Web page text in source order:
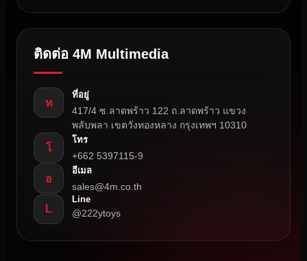
ติดต่อ 4M Multimedia
ท
ที่อยู่
417/4 ซ.ลาดพร้าว 122 ถ.ลาดพร้าว แขวง
พลับพลา เขตวังทองหลาง กรุงเทพฯ 10310
โ
โทร
+662 5397115-9
อ
อีเมล
sales@4m.co.th
L
Line
@222ytoys